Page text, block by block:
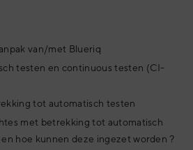
van/met Blueriq
testen en continuous testen (CI-
tot automatisch testen
met betrekking tot automatisch
hoe kunnen deze ingezet worden ?